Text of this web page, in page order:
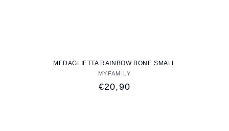
MEDAGLIETTA RAINBOW BONE SMALL
Fornitore:
MYFAMILY
Prezzo
€20,90